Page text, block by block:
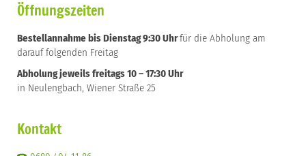
Öffnungszeiten
Bestellannahme bis Dienstag 9:30 Uhrfür die Abholung am
darauf folgenden Freitag
Abholung jeweils freitags 10 – 17:30 Uhr
in Neulengbach, Wiener Straße 25
Kontakt